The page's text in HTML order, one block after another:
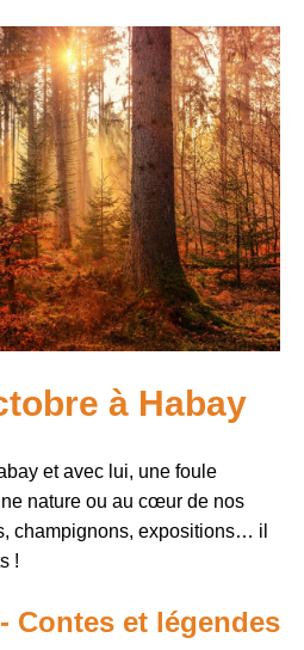
à Habay
et avec lui, une foule
nature ou au cœur de nos
champignons, expositions… il
!
Contes et légendes